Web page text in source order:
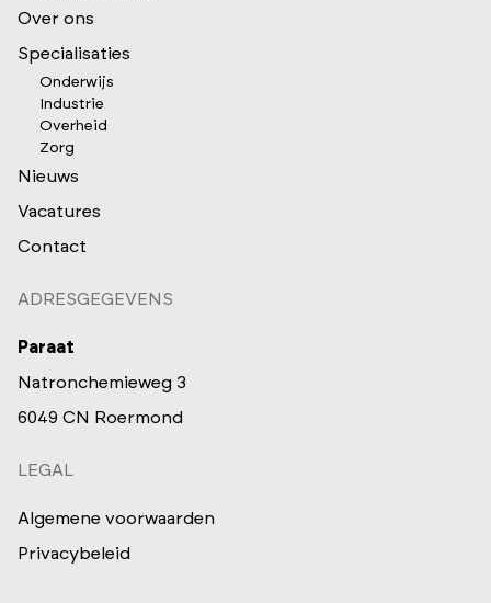
Over ons
Specialisaties
Onderwijs
Industrie
Overheid
Zorg
Nieuws
Vacatures
Contact
ADRESGEGEVENS
Paraat
Natronchemieweg 3
6049 CN Roermond
LEGAL
Algemene voorwaarden
Privacybeleid